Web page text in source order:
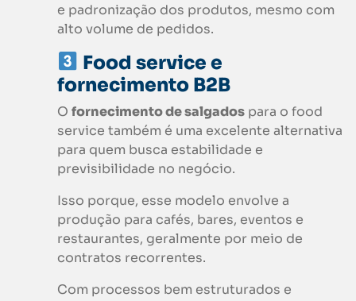
e padronização dos produtos, mesmo com
alto volume de pedidos.
Food service e
fornecimento B2B
O fornecimento de salgados para o food
service também é uma excelente alternativa
para quem busca estabilidade e
previsibilidade no negócio.
Isso porque, esse modelo envolve a
produção para cafés, bares, eventos e
restaurantes, geralmente por meio de
contratos recorrentes.
Com processos bem estruturados e